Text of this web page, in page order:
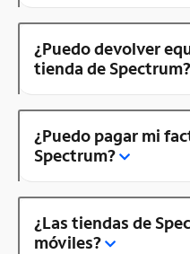
¿Puedo devolver
tienda de Spectrum?
¿Puedo pagar mi
Spectrum?
¿Las tiendas de
móviles?